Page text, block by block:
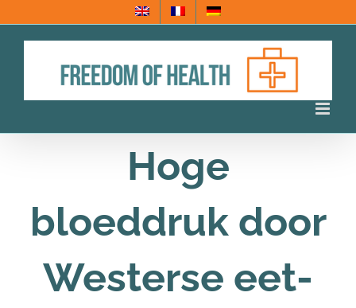
naar
Hoge
bloeddruk door
Westerse eet-